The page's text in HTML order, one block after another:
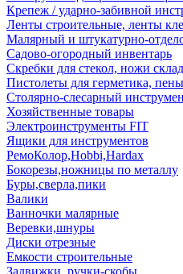
Крепеж / ударно-забивной
Ленты строительные, ленты
Малярный и штукатурно-
Садово-огородный инвентарь
Скребки для стекол, ножи
Пистолеты для герметика,
Столярно-слесарный
Хозяйственные товары
Электроинструменты FIT
Ящики для инструментов
РемоКолор,Hobbi,Hardax
Бокорезы,ножницы по металлу
Буры,сверла,пики
Валики
Ванночки малярные
Веревки,шнуры
Диски отрезные
Емкости строительные
Задвижки, ручки-скобы